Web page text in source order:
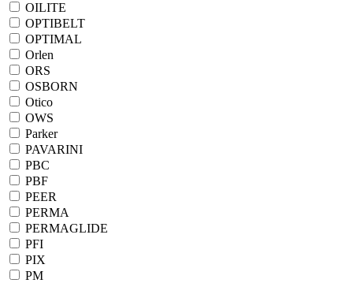
OILITE
OPTIBELT
OPTIMAL
Orlen
ORS
OSBORN
Otico
OWS
Parker
PAVARINI
PBC
PBF
PEER
PERMA
PERMAGLIDE
PFI
PIX
PM